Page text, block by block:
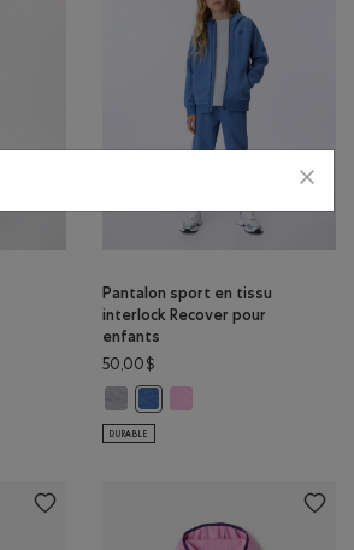
pour filles: GRIS MOYEN HEATHER Couleur
Recover pour filles: MÉLANGE VIOLET Couleur
Pantalon sport en tissu
interlock Recover pour
enfants
50,00$
DURABLE